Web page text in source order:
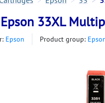
Epson 33XL
Epson Product group: